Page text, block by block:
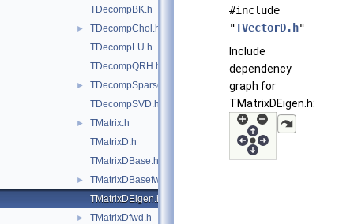
TDecompBK.h
►
TDecompChol.h
TDecompLU.h
TDecompQRH.h
►
TDecompSparse.h
TDecompSVD.h
►
TMatrix.h
TMatrixD.h
TMatrixDBase.h
►
TMatrixDBasefwd.h
TMatrixDEigen.h
► TMatrixDfwd.h
#include
"TVectorD.h"
Include
dependency
graph for
TMatrixDEigen.h: